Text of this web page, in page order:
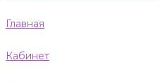
Главная
Кабинет